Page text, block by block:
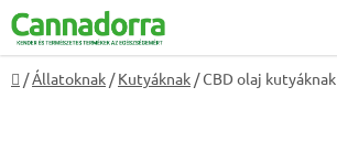
Ugrás
fő
tartalomhoz
Kezdőlap
/Állatoknak / Kutyáknak /CBD olaj kutyáknak